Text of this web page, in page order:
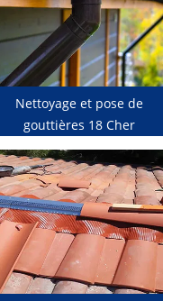
Nettoyage et pose de
gouttières 18 Cher